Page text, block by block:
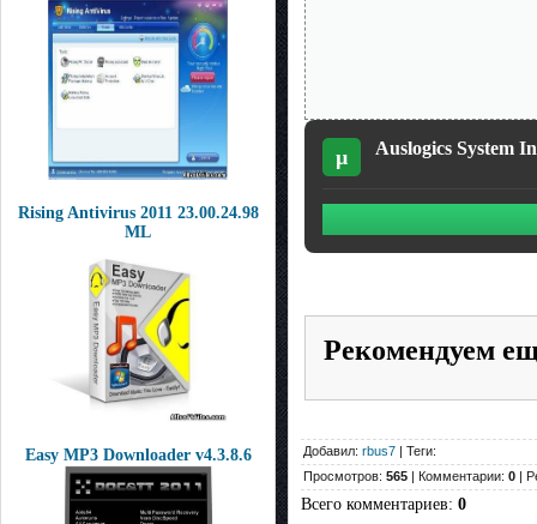
Rising Antivirus 2011 23.00.24.98
ML
Easy MP3 Downloader v4.3.8.6
µ Auslogics System
Рекомендуем
Добавил: rbus7 | Теги:
Просмотров: 565 | Комментарии: 0 |
Всего комментариев: 0